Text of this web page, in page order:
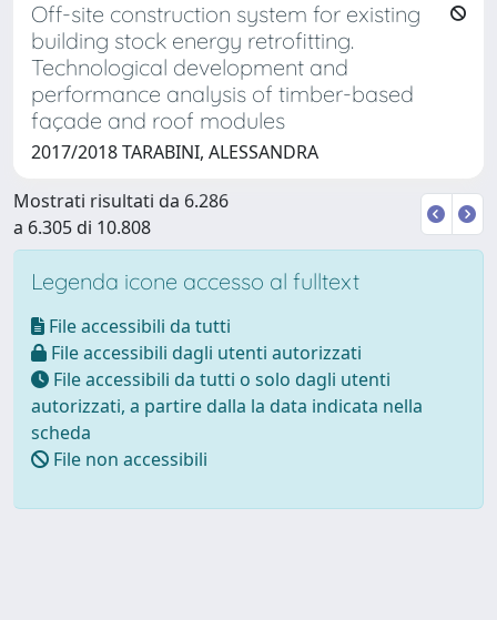
Off-site construction system for existing
building stock energy retrofitting.
Technological development and
performance analysis of timber-based
façade and roof modules
2017/2018 TARABINI, ALESSANDRA
Mostrati risultati da 6.286
a 6.305 di 10.808
Legenda icone accesso al fulltext
File accessibili da tutti
File accessibili dagli utenti autorizzati
File accessibili da tutti o solo dagli utenti
autorizzati, a partire dalla la data indicata nella
scheda
File non accessibili